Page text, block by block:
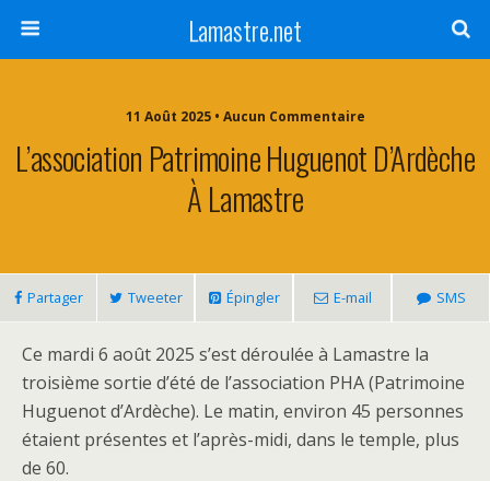
Lamastre.net
11 Août 2025 • Aucun Commentaire
L’association Patrimoine Huguenot D’Ardèche
À Lamastre
Partager Tweeter Épingler E-mail SMS
Ce mardi 6 août 2025 s’est déroulée à Lamastre la
troisième sortie d’été de l’association PHA (Patrimoine
Huguenot d’Ardèche). Le matin, environ 45 personnes
étaient présentes et l’après-midi, dans le temple, plus
de 60.